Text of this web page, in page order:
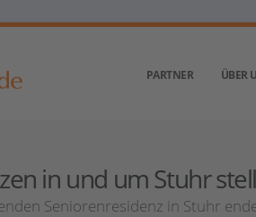
PARTNER ÜBER
in und um Stuhr
Seniorenresidenz in Stuhr